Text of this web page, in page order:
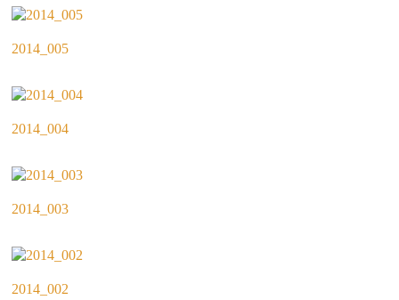
2014_005
2014_004
2014_003
2014_002